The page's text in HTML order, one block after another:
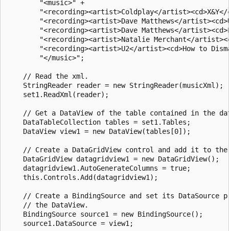
        "<music>" +
"<recording><artist>Coldplay</
"<recording><artist>Dave Matthews</
"<recording><artist>Dave Matthews</
"<recording><artist>Natalie Merchant</
"<recording><artist>U2</artist><cd>How to
        "</music>";
    // Read the xml.
    StringReader reader = new StringReader(musicXml);
    set1.ReadXml(reader);
// Get a DataView of the table contained in the
    DataTableCollection tables = set1.Tables;
    DataView view1 = new DataView(tables[0]);
// Create a DataGridView control and add it to
    DataGridView datagridview1 = new DataGridView();
    datagridview1.AutoGenerateColumns = true;
    this.Controls.Add(datagridview1);
// Create a BindingSource and set its DataSource
    // the DataView.
    BindingSource source1 = new BindingSource();
    source1.DataSource = view1;